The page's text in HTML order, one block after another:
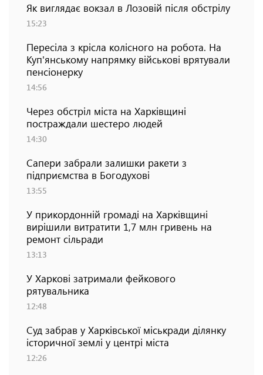
Як виглядає вокзал в Лозовій після обстрілу
15:23
Пересіла з крісла колісного на робота. На
Куп'янському напрямку військові врятували
пенсіонерку
14:56
Через обстріл міста на Харківщині
постраждали шестеро людей
14:30
Сапери забрали залишки ракети з
підприємства в Богодухові
13:55
У прикордонній громаді на Харківщині
вирішили витратити 1,7 млн гривень на
ремонт сільради
13:13
У Харкові затримали фейкового
рятувальника
12:48
Суд забрав у Харківської міськради ділянку
історичної землі у центрі міста
12:26